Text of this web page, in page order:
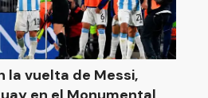
la vuelta de Messi,